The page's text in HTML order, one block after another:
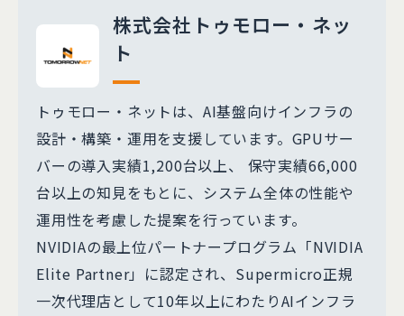
株式会社トゥモロー・ネッ
ト
トゥモロー・ネットは、AI基盤向けインフラの
設計・構築・運用を支援しています。GPUサー
バーの導入実績1,200台以上、 保守実績66,000
台以上の知見をもとに、システム全体の性能や
運用性を考慮した提案を行っています。
NVIDIAの最上位パートナープログラム「NVIDIA
Elite Partner」に認定され、Supermicro正規
一次代理店として10年以上にわたりAIインフラ